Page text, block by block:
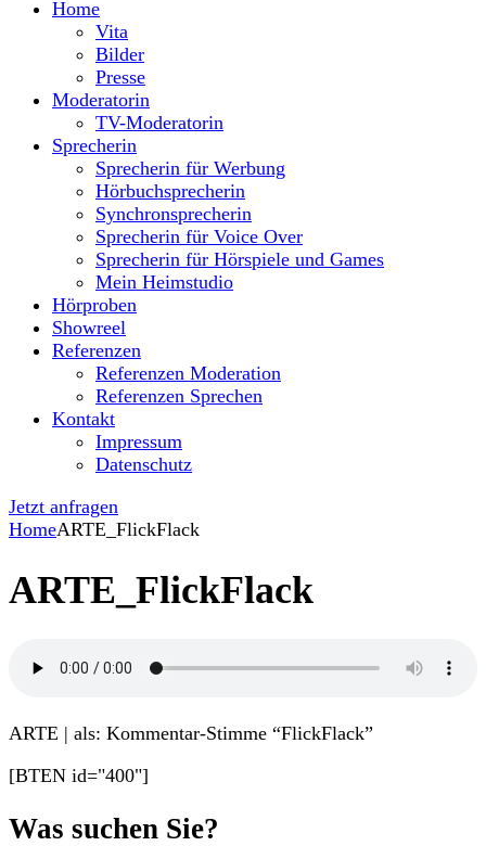
Home
Vita
Bilder
Presse
Moderatorin
TV-Moderatorin
Sprecherin
Sprecherin für Werbung
Hörbuchsprecherin
Synchronsprecherin
Sprecherin für Voice Over
Sprecherin für Hörspiele und Games
Mein Heimstudio
Hörproben
Showreel
Referenzen
Referenzen Moderation
Referenzen Sprechen
Kontakt
Impressum
Datenschutz
Jetzt anfragen
HomeARTE_FlickFlack
ARTE_FlickFlack
ARTE | als: Kommentar-Stimme “FlickFlack”
[BTEN id="400"]
Was suchen Sie?